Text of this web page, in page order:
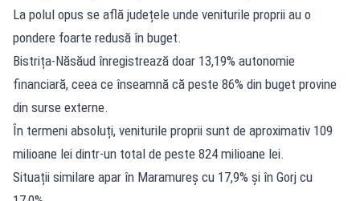
La polul opus se află județele unde veniturile proprii au o
pondere foarte redusă în buget.
Bistrița-Năsăud înregistrează doar 13,19% autonomie
financiară, ceea ce înseamnă că peste 86% din buget provine
din surse externe.
În termeni absoluți, veniturile proprii sunt de aproximativ 109
milioane lei dintr-un total de peste 824 milioane lei.
Situații similare apar în Maramureș cu 17,9% și în Gorj cu